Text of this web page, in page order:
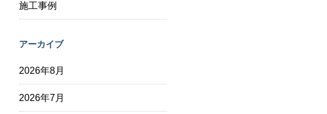
施工事例
アーカイブ
2026年8月
2026年7月